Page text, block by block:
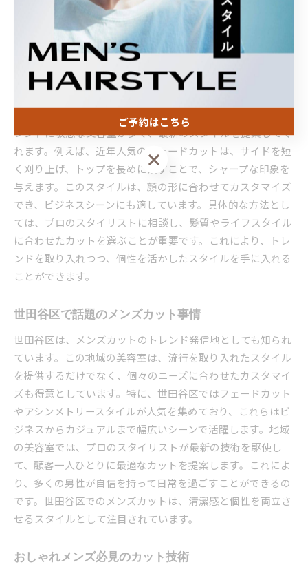
すいのが特徴です。こうした多彩な選択肢の中から、自分に
最適なメンズカットを見つけることができるでしょう。
流行を反映したメンズカットの方法
スタイルを理解することから始まります。世田谷区では、ト
レンドに敏感な美容室が多く、最新のスタイルを提案してく
れます。例えば、近年人気のフェードカットは、サイドを短
く刈り上げ、トップを長めに残すことで、シャープな印象を
与えます。このスタイルは、顔の形に合わせてカスタマイズ
でき、ビジネスシーンにも適しています。具体的な方法とし
ては、プロのスタイリストに相談し、髪質やライフスタイル
に合わせたカットを選ぶことが重要です。これにより、トレ
ンドを取り入れつつ、個性を活かしたスタイルを手に入れる
ことができます。
世田谷区で話題のメンズカット事情
世田谷区は、メンズカットのトレンド発信地としても知られ
ています。この地域の美容室は、流行を取り入れたスタイル
を提供するだけでなく、個々のニーズに合わせたカスタマイ
ズも得意としています。特に、世田谷区ではフェードカット
やアシンメトリースタイルが人気を集めており、これらはビ
ジネスからカジュアルまで幅広いシーンで活躍します。地域
の美容室では、プロのスタイリストが最新の技術を駆使し
て、顧客一人ひとりに最適なカットを提案します。これによ
り、多くの男性が自信を持って日常を過ごすことができるの
です。世田谷区でのメンズカットは、清潔感と個性を両立さ
せるスタイルとして注目されています。
おしゃれメンズ必見のカット技術
ご予約はこちら
ご予約はこちら